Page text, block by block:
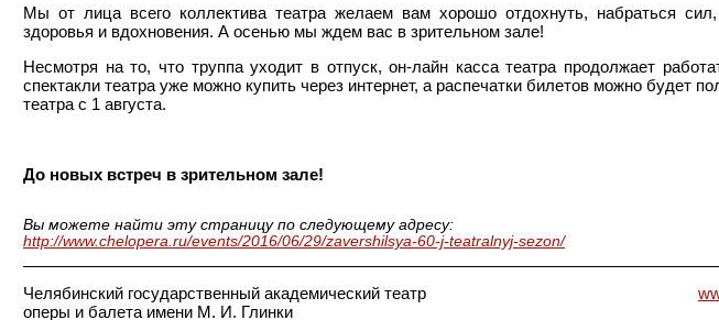
Мы от лица всего коллектива театра желаем вам хорошо отдохнуть, набраться сил,
здоровья и вдохновения. А осенью мы ждем вас в зрительном зале!
Несмотря на то, что труппа уходит в отпуск, он-лайн касса театра продолжает
спектакли театра уже можно купить через интернет, а распечатки билетов можно будет
театра с 1 августа.
До новых встреч в зрительном зале!
Вы можете найти эту страницу по следующему адресу:
http://www.chelopera.ru/events/2016/06/29/zavershilsya-60-j-teatralnyj-sezon/
Челябинский государственный академический театр
оперы и балета имени М. И. Глинки